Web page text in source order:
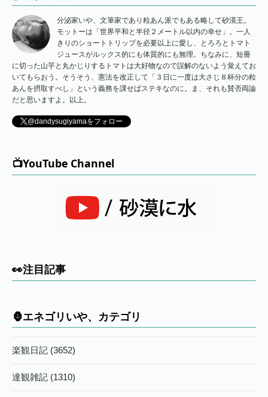
分泌家いや、文筆家であり粒あん派でもある略して砂漠王。
モットーは「世界平和と半径２メートル以内の幸せ」。一人
きりのショートトリップを必要以上に愛し、とろろとトマト
ジュースがルックス的にも体質的にも無理。ちなみに、短冊
に切った山芋と丸かじりするトマトは大好物なので誤解のないよう覚えてお
いてもらおう。そうそう、憲法を改正して「３日に一度は大さじ８杯分の粒
あんを摂取すべし」という義務を課せばステキなのに。ま、それも賛否両論
だと思いますよ。以上。
@dandysugiyamaをフォロー
📺YouTube Channel
👀注目記事
🦍エネゴリいや、カテゴリ
楽観日記 (3652)
達観雑記 (1310)